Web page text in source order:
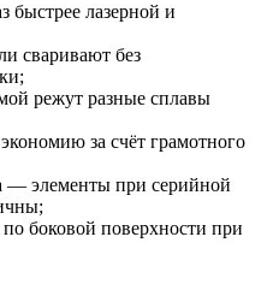
быстрее лазерной и
сваривают без
режут разные сплавы
за счёт грамотного
— элементы при серийной
по боковой поверхности при